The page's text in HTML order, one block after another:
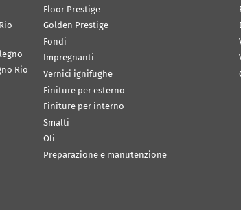
Rio
Floor Prestige
Golden Prestige
Fondi
Impregnanti
Vernici ignifughe
Finiture per esterno
Finiture per interno
Smalti
Oli
Preparazione e manutenzione